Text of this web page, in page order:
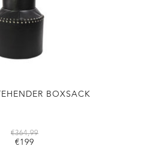
BOXSACK
€364,99
€199